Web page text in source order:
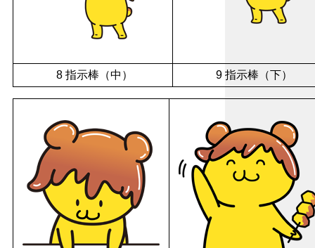
8 指示棒（中） 9 指示棒（下）